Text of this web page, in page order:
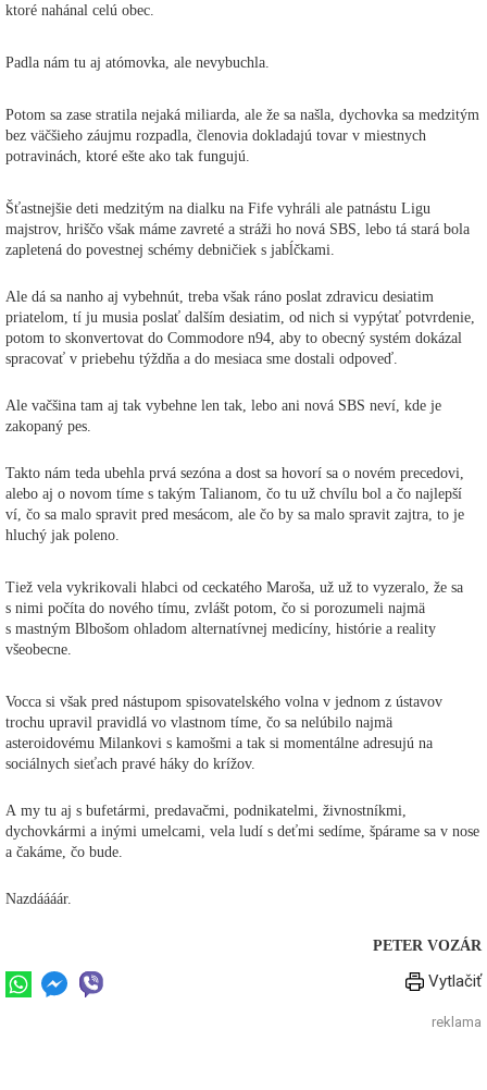
ktoré nahánal celú obec.
Padla nám tu aj atómovka, ale nevybuchla.
Potom sa zase stratila nejaká miliarda, ale že sa našla, dychovka sa medzitým
bez väčšieho záujmu rozpadla, členovia dokladajú tovar v miestnych
potravinách, ktoré ešte ako tak fungujú.
Šťastnejšie deti medzitým na dialku na Fife vyhráli ale patnástu Ligu
majstrov, hriščo však máme zavreté a stráži ho nová SBS, lebo tá stará bola
zapletená do povestnej schémy debničiek s jabĺčkami.
Ale dá sa nanho aj vybehnút, treba však ráno poslat zdravicu desiatim
priatelom, tí ju musia poslať dalším desiatim, od nich si vypýtať potvrdenie,
potom to skonvertovat do Commodore n94, aby to obecný systém dokázal
spracovať v priebehu týždňa a do mesiaca sme dostali odpoveď.
Ale vačšina tam aj tak vybehne len tak, lebo ani nová SBS neví, kde je
zakopaný pes.
Takto nám teda ubehla prvá sezóna a dost sa hovorí sa o novém precedovi,
alebo aj o novom tíme s takým Talianom, čo tu už chvílu bol a čo najlepší
ví, čo sa malo spravit pred mesácom, ale čo by sa malo spravit zajtra, to je
hluchý jak poleno.
Tiež vela vykrikovali hlabci od ceckatého Maroša, už už to vyzeralo, že sa
s nimi počíta do nového tímu, zvlášt potom, čo si porozumeli najmä
s mastným Blbošom ohladom alternatívnej medicíny, histórie a reality
všeobecne.
Vocca si však pred nástupom spisovatelského volna v jednom z ústavov
trochu upravil pravidlá vo vlastnom tíme, čo sa nelúbilo najmä
asteroidovému Milankovi s kamošmi a tak si momentálne adresujú na
sociálnych sieťach pravé háky do krížov.
A my tu aj s bufetármi, predavačmi, podnikatelmi, živnostníkmi,
dychovkármi a inými umelcami, vela ludí s deťmi sedíme, špárame sa v nose
a čakáme, čo bude.
Nazdáááár.
PETER VOZÁR
Vytlačiť
reklama